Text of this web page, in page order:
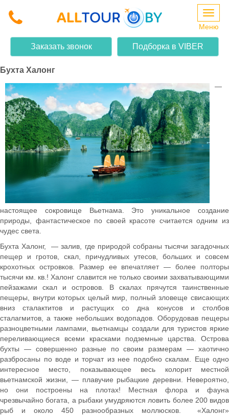
Меню
Заказать звонок Подборка в VIBER
ЭКСКУРСИИ ВО ВЬЕТНАМЕ
Бухта Халонг
—
настоящее сокровище Вьетнама. Это уникальное создание
природы, фантастическое по своей красоте считается одним из
чудес света.
Бухта Халонг, — залив, где природой собраны тысячи загадочных
пещер и гротов, скал, причудливых утесов, больших и совсем
крохотных островков. Размер ее впечатляет — более полторы
тысячи км. кв.! Халонг славится не только своими захватывающими
пейзажами скал и островов. В скалах прячутся таинственные
пещеры, внутри которых целый мир, полный зловеще свисающих
вниз сталактитов и растущих со дна конусов и столбов
сталагмитов, а также небольших водопадов. Оборудовав пещеры
разноцветными лампами, вьетнамцы создали для туристов яркие
переливающиеся всеми красками подземные царства. Острова
бухты — совершенно разные по своим размерам — хаотично
разбросаны по воде и торчат из нее подобно скалам. Еще одно
интересное место, показывающее весь колорит местной
вьетнамской жизни, — плавучие рыбацкие деревни. Невероятно,
но они построены на плотах! Местная флора и фауна
чрезвычайно богата, а рыбаки умудряются ловить более 200 видов
рыб и около 450 разнообразных моллюсков. «Халонг»